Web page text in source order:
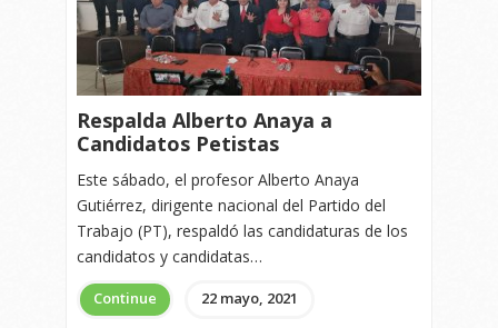
Respalda Alberto Anaya a
Candidatos Petistas
Este sábado, el profesor Alberto Anaya
Gutiérrez, dirigente nacional del Partido del
Trabajo (PT), respaldó las candidaturas de los
candidatos y candidatas…
Continue 22 mayo, 2021